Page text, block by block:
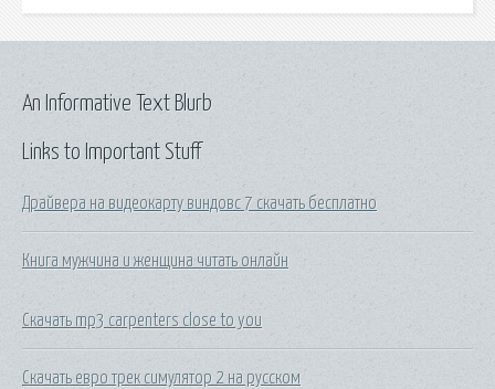
Links to Important Stuff
Драйвера на видеокарту виндовс 7 скачать бесплатно
Книга мужчина и женщина читать онлайн
Скачать mp3 carpenters close to you
Скачать евро трек симулятор 2 на русском
An Informative Text Blurb